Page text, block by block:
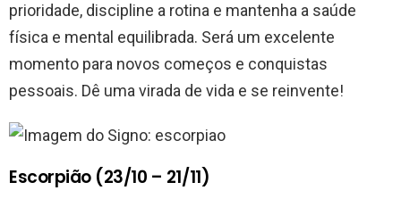
prioridade, discipline a rotina e mantenha a saúde
física e mental equilibrada. Será um excelente
momento para novos começos e conquistas
pessoais. Dê uma virada de vida e se reinvente!
Escorpião (23/10 – 21/11)